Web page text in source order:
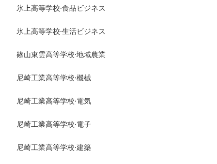
氷上高等学校·食品ビジネス
氷上高等学校·生活ビジネス
篠山東雲高等学校·地域農業
尼崎工業高等学校·機械
尼崎工業高等学校·電気
尼崎工業高等学校·電子
尼崎工業高等学校·建築